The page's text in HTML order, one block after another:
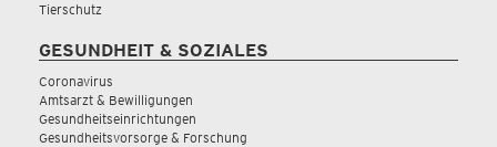
Tierschutz
GESUNDHEIT & SOZIALES
Coronavirus
Amtsarzt & Bewilligungen
Gesundheitseinrichtungen
Gesundheitsvorsorge & Forschung